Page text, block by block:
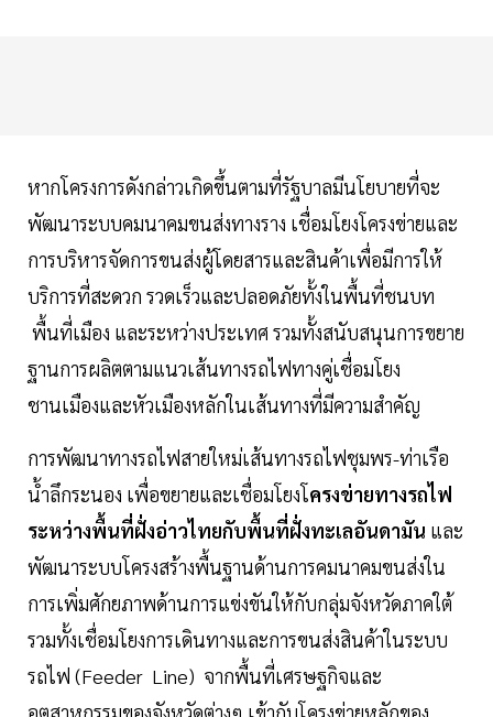
หากโครงการดังกล่าวเกิดขึ้นตามที่รัฐบาลมีนโยบายที่จะ
พัฒนาระบบคมนาคมขนส่งทางราง เชื่อมโยงโครงข่ายและ
การบริหารจัดการขนส่งผู้โดยสารและสินค้าเพื่อมีการให้
บริการที่สะดวก รวดเร็วและปลอดภัยทั้งในพื้นที่ชนบท
พื้นที่เมือง และระหว่างประเทศ รวมทั้งสนับสนุนการขยาย
ฐานการผลิตตามแนวเส้นทางรถไฟทางคู่เชื่อมโยง
ชานเมืองและหัวเมืองหลักในเส้นทางที่มีความสำคัญ
การพัฒนาทางรถไฟสายใหม่เส้นทางรถไฟชุมพร-ท่าเรือ
น้ำลึกระนอง เพื่อขยายและเชื่อมโยงโครงข่ายทางรถไฟ
ระหว่างพื้นที่ฝั่งอ่าวไทยกับพื้นที่ฝั่งทะเลอันดามัน และ
พัฒนาระบบโครงสร้างพื้นฐานด้านการคมนาคมขนส่งใน
การเพิ่มศักยภาพด้านการแข่งขันให้กับกลุ่มจังหวัดภาคใต้
รวมทั้งเชื่อมโยงการเดินทางและการขนส่งสินค้าในระบบ
รถไฟ (Feeder Line) จากพื้นที่เศรษฐกิจและ